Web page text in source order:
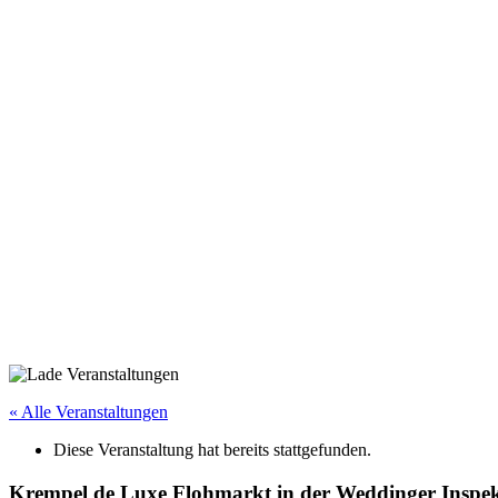
« Alle Veranstaltungen
Diese Veranstaltung hat bereits stattgefunden.
Krempel de Luxe Flohmarkt in der Weddinger